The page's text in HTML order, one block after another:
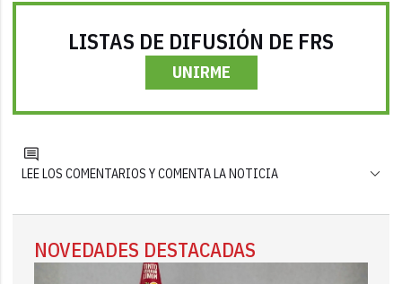
LISTAS DE DIFUSIÓN DE FRS
UNIRME
LEE LOS COMENTARIOS Y COMENTA LA NOTICIA
NOVEDADES DESTACADAS